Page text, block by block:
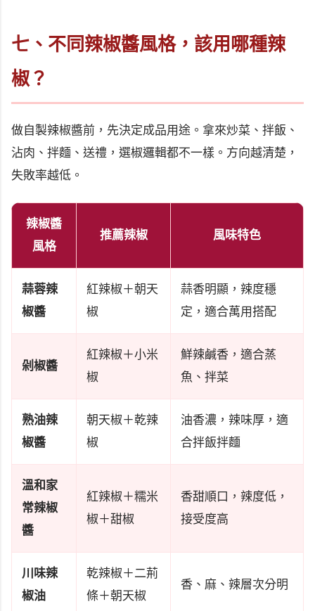
七、不同辣椒醬風格，該用哪種辣
椒？
做自製辣椒醬前，先決定成品用途。拿來炒菜、拌飯、
沾肉、拌麵、送禮，選椒邏輯都不一樣。方向越清楚，
失敗率越低。
辣椒醬
風格
推薦辣椒 風味特色
蒜蓉辣
椒醬
紅辣椒＋朝天
椒
蒜香明顯，辣度穩
定，適合萬用搭配
剁椒醬
紅辣椒＋小米
椒
鮮辣鹹香，適合蒸
魚、拌菜
熟油辣
椒醬
朝天椒＋乾辣
椒
油香濃，辣味厚，適
合拌飯拌麵
溫和家
常辣椒
醬
紅辣椒＋糯米
椒＋甜椒
香甜順口，辣度低，
接受度高
川味辣
椒油
乾辣椒＋二荊
條＋朝天椒
香、麻、辣層次分明